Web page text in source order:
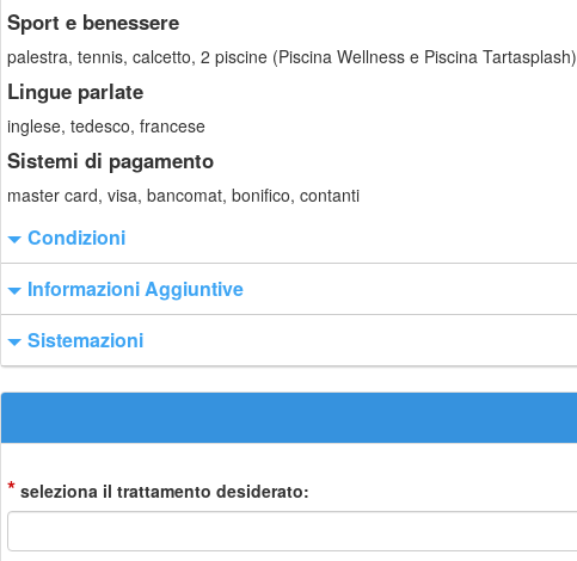
Sport e benessere
palestra, tennis, calcetto, 2 piscine (Piscina Wellness e Piscina Tartasplash)
Lingue parlate
inglese, tedesco, francese
Sistemi di pagamento
master card, visa, bancomat, bonifico, contanti
Condizioni
Informazioni Aggiuntive
Sistemazioni
* seleziona il trattamento desiderato: